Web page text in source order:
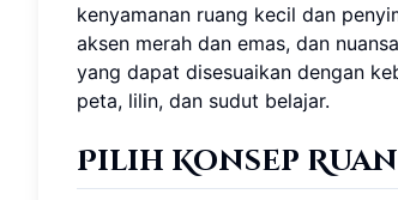
kenyamanan ruang kecil dan
aksen merah dan emas, dan
yang dapat disesuaikan dengan
peta, lilin, dan sudut belajar.
Pilih Konsep